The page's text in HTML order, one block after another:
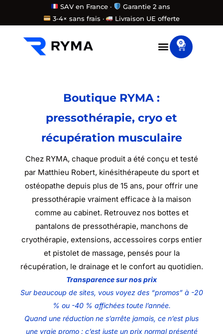
contenu
SAV en France ·
Garantie 2 ans
3-4× sans frais ·
Livraison UE offerte
0
Panier
Boutique RYMA :
pressothérapie, cryo et
récupération musculaire
Chez RYMA, chaque produit a été conçu et testé
par Matthieu Robert, kinésithérapeute du sport et
ostéopathe depuis plus de 15 ans, pour offrir une
pressothérapie vraiment efficace à la maison
comme au cabinet. Retrouvez nos bottes et
pantalons de pressothérapie, manchons de
cryothérapie, extensions, accessoires corps entier
et pistolet de massage, pensés pour la
récupération, le drainage et le confort au quotidien.
Transparence sur nos prix
Sur beaucoup de sites, vous voyez des “promos” à -20
% ou -40 % affichées toute l’année.
Quand une réduction ne s’arrête jamais, ce n’est plus
une vraie promo : c’est juste un prix normal présenté